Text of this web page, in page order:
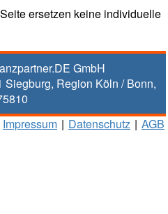
ersetzen keine individuelle
GmbH
Siegburg, Region Köln / Bonn,
Impressum | Datenschutz | AGB